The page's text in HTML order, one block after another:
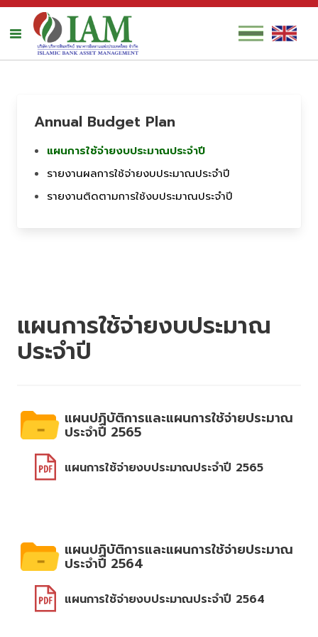
Annual Budget Plan
แผนการใช้จ่ายงบประมาณประจำปี
รายงานผลการใช้จ่ายงบประมาณประจำปี
รายงานติดตามการใช้งบประมาณประจำปี
แผนการใช้จ่ายงบประมาณ
ประจำปี
แผนปฏิบัติการและแผนการใช้จ่ายประมาณ
ประจำปี 2565
แผนการใช้จ่ายงบประมาณประจำปี 2565
แผนปฏิบัติการและแผนการใช้จ่ายประมาณ
ประจำปี 2564
แผนการใช้จ่ายงบประมาณประจำปี 2564